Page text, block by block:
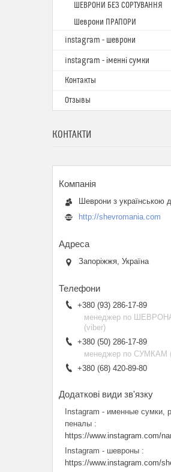
ШЕВРОНИ БЕЗ СОРТУВАННЯ
Шеврони ПРАПОРИ
instagram - шеврони
instagram - іменні сумки
Контакты
Отзывы
КОНТАКТИ
Шеврони з українською
http://shevromania.com
Запоріжжя, Україна
+380 (93) 286-17-89
менеджер по
(viber)
+380 (50) 286-17-89
менеджер по СУМКАМ
+380 (68) 420-89-80
Instagram - именные сумки,
пеналы
https://www.instagram.com/
Instagram - шевроны
https://www.instagram.com/